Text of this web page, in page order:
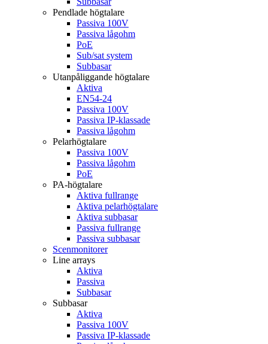
Pendlade högtalare
Passiva 100V
Passiva lågohm
PoE
Sub/sat system
Subbasar
Utanpåliggande högtalare
Aktiva
EN54-24
Passiva 100V
Passiva IP-klassade
Passiva lågohm
Pelarhögtalare
Passiva 100V
Passiva lågohm
PoE
PA-högtalare
Aktiva fullrange
Aktiva pelarhögtalare
Aktiva subbasar
Passiva fullrange
Passiva subbasar
Scenmonitorer
Line arrays
Aktiva
Passiva
Subbasar
Subbasar
Aktiva
Passiva 100V
Passiva IP-klassade